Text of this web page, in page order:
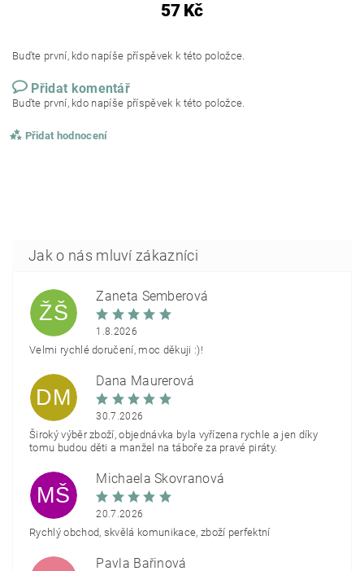
57 Kč
Buďte první, kdo napíše příspěvek k této položce.
Přidat komentář
Buďte první, kdo napíše příspěvek k této položce.
Přidat hodnocení
ŽŠ
Žaneta Šemberová
1.8.2026
Velmi rychlé doručení, moc děkuji :)!
DM
Dana Maurerová
30.7.2026
Široký výběr zboží, objednávka byla vyřízena rychle a jen díky
tomu budou děti a manžel na táboře za pravé piráty.
MŠ
Michaela Škovranová
20.7.2026
Rychlý obchod, skvělá komunikace, zboží perfektní
Pavla Bařinová